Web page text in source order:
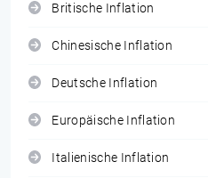
Britische Inflation
Chinesische Inflation
Deutsche Inflation
Europäische Inflation
Italienische Inflation